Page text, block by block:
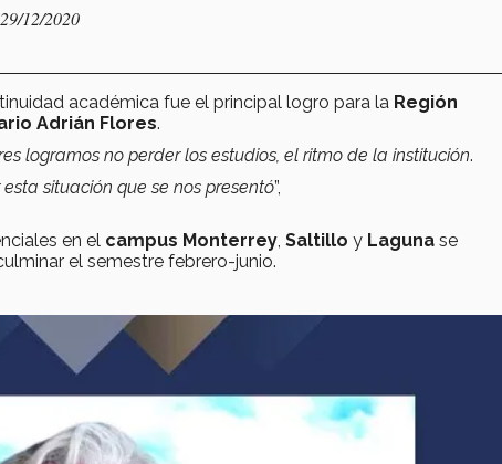
12/2020
académica fue el principal logro para la Región
Adrián Flores.
logramos no perder los estudios, el ritmo de la institución.
situación que se nos presentó”,
en el campus Monterrey Saltillo y Laguna se
el semestre febrero-junio.